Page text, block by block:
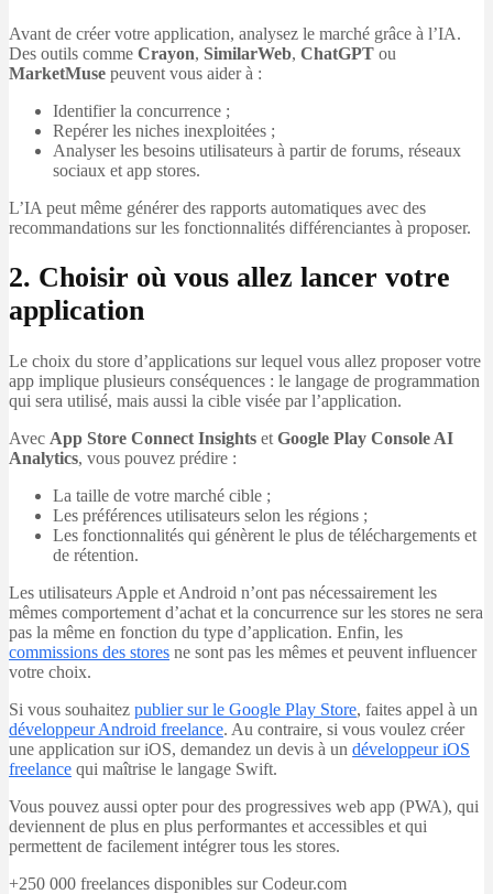
Avant de créer votre application, analysez le marché grâce à l’IA.
Des outils comme Crayon, SimilarWeb, ChatGPT ou
MarketMuse peuvent vous aider à :
Identifier la concurrence ;
Repérer les niches inexploitées ;
Analyser les besoins utilisateurs à partir de forums, réseaux
sociaux et app stores.
L’IA peut même générer des rapports automatiques avec des
recommandations sur les fonctionnalités différenciantes à proposer.
2. Choisir où vous allez lancer votre
application
Le choix du store d’applications sur lequel vous allez proposer votre
app implique plusieurs conséquences : le langage de programmation
qui sera utilisé, mais aussi la cible visée par l’application.
Avec App Store Connect Insights et Google Play Console AI
Analytics, vous pouvez prédire :
La taille de votre marché cible ;
Les préférences utilisateurs selon les régions ;
Les fonctionnalités qui génèrent le plus de téléchargements et
de rétention.
Les utilisateurs Apple et Android n’ont pas nécessairement les
mêmes comportement d’achat et la concurrence sur les stores ne sera
pas la même en fonction du type d’application. Enfin, les
commissions des stores ne sont pas les mêmes et peuvent influencer
votre choix.
Si vous souhaitez publier sur le Google Play Store, faites appel à un
développeur Android freelance. Au contraire, si vous voulez créer
une application sur iOS, demandez un devis à un développeur iOS
freelance qui maîtrise le langage Swift.
Vous pouvez aussi opter pour des progressives web app (PWA), qui
deviennent de plus en plus performantes et accessibles et qui
permettent de facilement intégrer tous les stores.
+250 000 freelances disponibles sur Codeur.com